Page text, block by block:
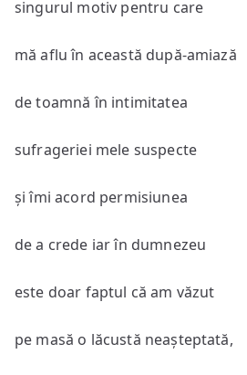
singurul motiv pentru care
mă aflu în această după-amiază
de toamnă în intimitatea
sufrageriei mele suspecte
și îmi acord permisiunea
de a crede iar în dumnezeu
este doar faptul că am văzut
pe masă o lăcustă neașteptată,